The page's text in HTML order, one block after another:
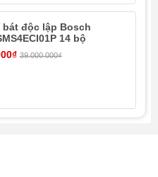
kế màu bạc Inox hiện
làm từ vật liệu thép
bát độc lập Bosch
14 bộ
39.000.000₫